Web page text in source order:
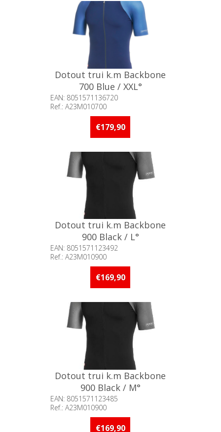
Dotout trui k.m Backbone
700 Blue / XXL°
EAN: 8051571136720
Ref.: A23M010700
Beschikbaarheid:: Minder dan 5
stuks op voorraad
€179,90
Dotout trui k.m Backbone
900 Black / L°
EAN: 8051571123492
Ref.: A23M010900
Beschikbaarheid:: Minder dan 5
stuks op voorraad
€169,90
Dotout trui k.m Backbone
900 Black / M°
EAN: 8051571123485
Ref.: A23M010900
Beschikbaarheid:: Minder dan 5
stuks op voorraad
€169,90